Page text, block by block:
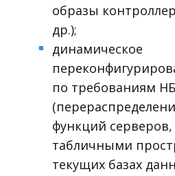
образы
др.);
■
динамическое
по требованиям
функций
табличными
текущих базах